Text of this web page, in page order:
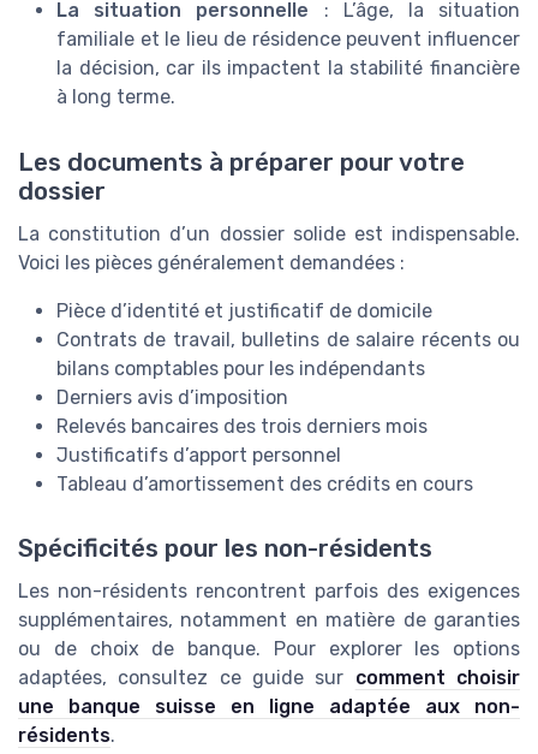
La situation personnelle : L’âge, la situation
familiale et le lieu de résidence peuvent influencer
la décision, car ils impactent la stabilité financière
à long terme.
Les documents à préparer pour votre
dossier
La constitution d’un dossier solide est indispensable.
Voici les pièces généralement demandées :
Pièce d’identité et justificatif de domicile
Contrats de travail, bulletins de salaire récents ou
bilans comptables pour les indépendants
Derniers avis d’imposition
Relevés bancaires des trois derniers mois
Justificatifs d’apport personnel
Tableau d’amortissement des crédits en cours
Spécificités pour les non-résidents
Les non-résidents rencontrent parfois des exigences
supplémentaires, notamment en matière de garanties
ou de choix de banque. Pour explorer les options
adaptées, consultez ce guide sur comment choisir
une banque suisse en ligne adaptée aux non-
résidents.